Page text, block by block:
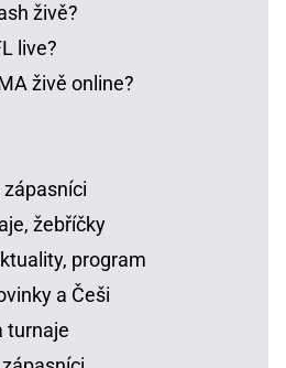
živě?
live?
živě online?
zápasníci
žebříčky
program
a Češi
turnaje